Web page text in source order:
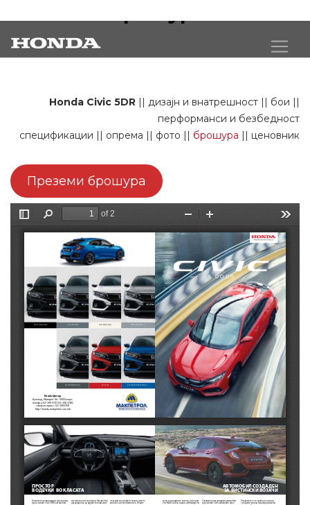
Honda Civic 5DR || дизајн и внатрешност || бои ||
перформанси и безбедност
спецификации || опрема || фото || брошура || ценовник
Преземи брошура